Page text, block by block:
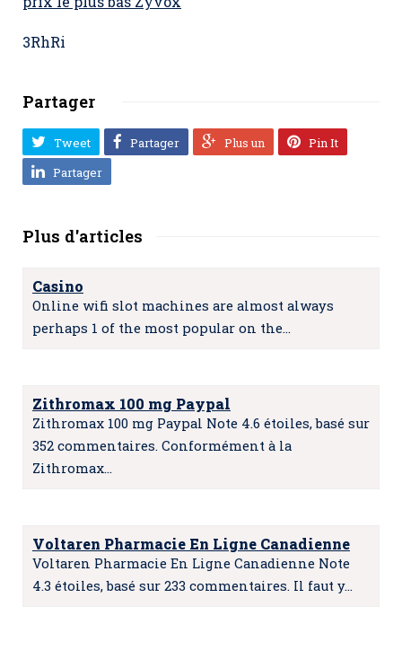
3RhRi
Partager
Tweet Partager Plus un
Pin It
Partager
Plus d'articles
Casino
Online wifi slot machines are almost always
perhaps 1 of the most popular on the…
Zithromax 100 mg Paypal
Zithromax 100 mg Paypal Note 4.6 étoiles, basé sur
352 commentaires. Conformément à la
Zithromax…
Voltaren Pharmacie En Ligne Canadienne
Voltaren Pharmacie En Ligne Canadienne Note
4.3 étoiles, basé sur 233 commentaires. Il faut y…